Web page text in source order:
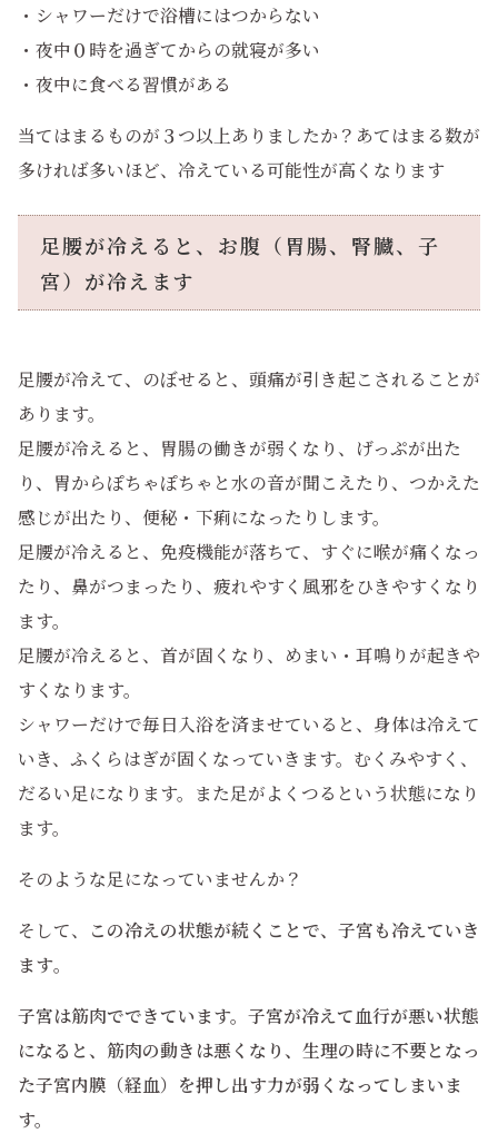
・シャワーだけで浴槽にはつからない
・夜中０時を過ぎてからの就寝が多い
・夜中に食べる習慣がある
当てはまるものが３つ以上ありましたか？あてはまる数が
多ければ多いほど、冷えている可能性が高くなります
足腰が冷えると、お腹（胃腸、腎臓、子
宮）が冷えます
足腰が冷えて、のぼせると、頭痛が引き起こされることが
あります。
足腰が冷えると、胃腸の働きが弱くなり、げっぷが出た
り、胃からぽちゃぽちゃと水の音が聞こえたり、つかえた
感じが出たり、便秘・下痢になったりします。
足腰が冷えると、免疫機能が落ちて、すぐに喉が痛くなっ
たり、鼻がつまったり、疲れやすく風邪をひきやすくなり
ます。
足腰が冷えると、首が固くなり、めまい・耳鳴りが起きや
すくなります。
シャワーだけで毎日入浴を済ませていると、身体は冷えて
いき、ふくらはぎが固くなっていきます。むくみやすく、
だるい足になります。また足がよくつるという状態になり
ます。
そのような足になっていませんか？
そして、
この冷えの状態が続くことで、子宮も冷えていき
ます。
子宮は筋肉でできています。子宮が冷えて血行が悪い状態
になると、筋肉の動きは悪くなり、生理の時に不要となっ
た子宮内膜（経血）を押し出す力が弱くなってしまいま
す。